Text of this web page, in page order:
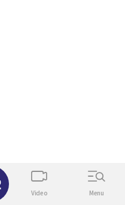
Video Menu